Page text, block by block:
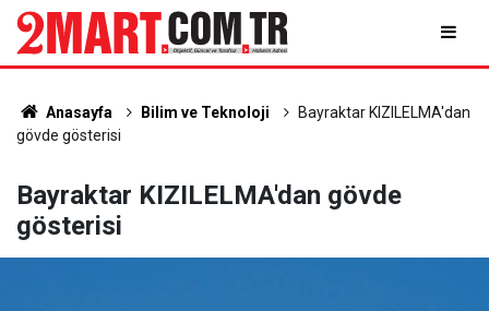
Anasayfa Bilim ve Teknoloji
Bayraktar KIZILELMA'dan
gövde gösterisi
Bayraktar KIZILELMA'dan gövde
gösterisi